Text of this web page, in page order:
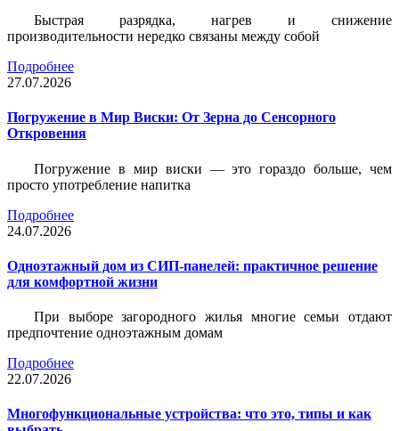
Быстрая разрядка, нагрев и снижение
производительности нередко связаны между собой
Подробнее
27.07.2026
Погружение в Мир Виски: От Зерна до Сенсорного
Откровения
Погружение в мир виски — это гораздо больше, чем
просто употребление напитка
Подробнее
24.07.2026
Одноэтажный дом из СИП-панелей: практичное решение
для комфортной жизни
При выборе загородного жилья многие семьи отдают
предпочтение одноэтажным домам
Подробнее
22.07.2026
Многофункциональные устройства: что это, типы и как